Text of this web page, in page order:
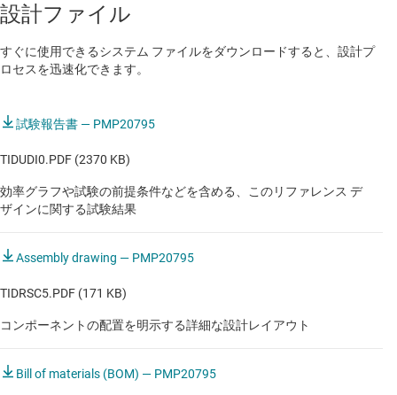
TV 向け SMPS 電源
産業用
スタンドアロン航空向け PFC
設計ファイル
すぐに使用できるシステム ファイルをダウンロードすると、設計プ
ロセスを迅速化できます。
試験報告書 — PMP20795
TIDUDI0.PDF (2370 KB)
効率グラフや試験の前提条件などを含める、このリファレンス デ
ザインに関する試験結果
Assembly drawing — PMP20795
TIDRSC5.PDF (171 KB)
コンポーネントの配置を明示する詳細な設計レイアウト
Bill of materials (BOM) — PMP20795